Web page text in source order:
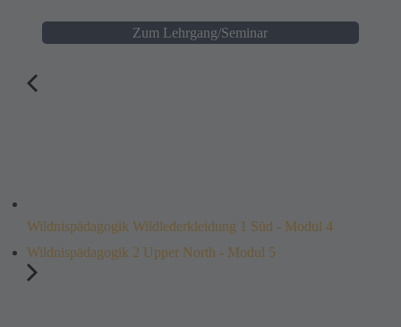
Zum Lehrgang/Seminar
Wildnispädagogik Wildlederkleidung 1 Süd - Modul 4
Wildnispädagogik 2 Upper North - Modul 5